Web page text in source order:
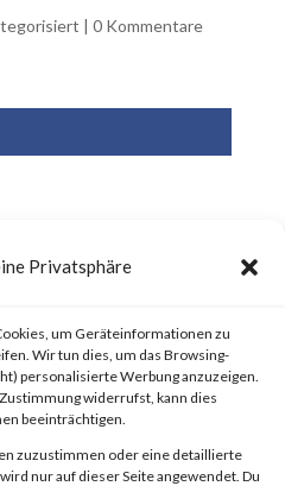
Privatsphäre
um Geräteinformationen zu
Wir tun dies, um das Browsing-
personalisierte Werbung anzuzeigen.
widerrufst, kann dies
beeinträchtigen.
zuzustimmen oder eine detaillierte
nur auf dieser Seite angewendet. Du
| 0 Kommentare